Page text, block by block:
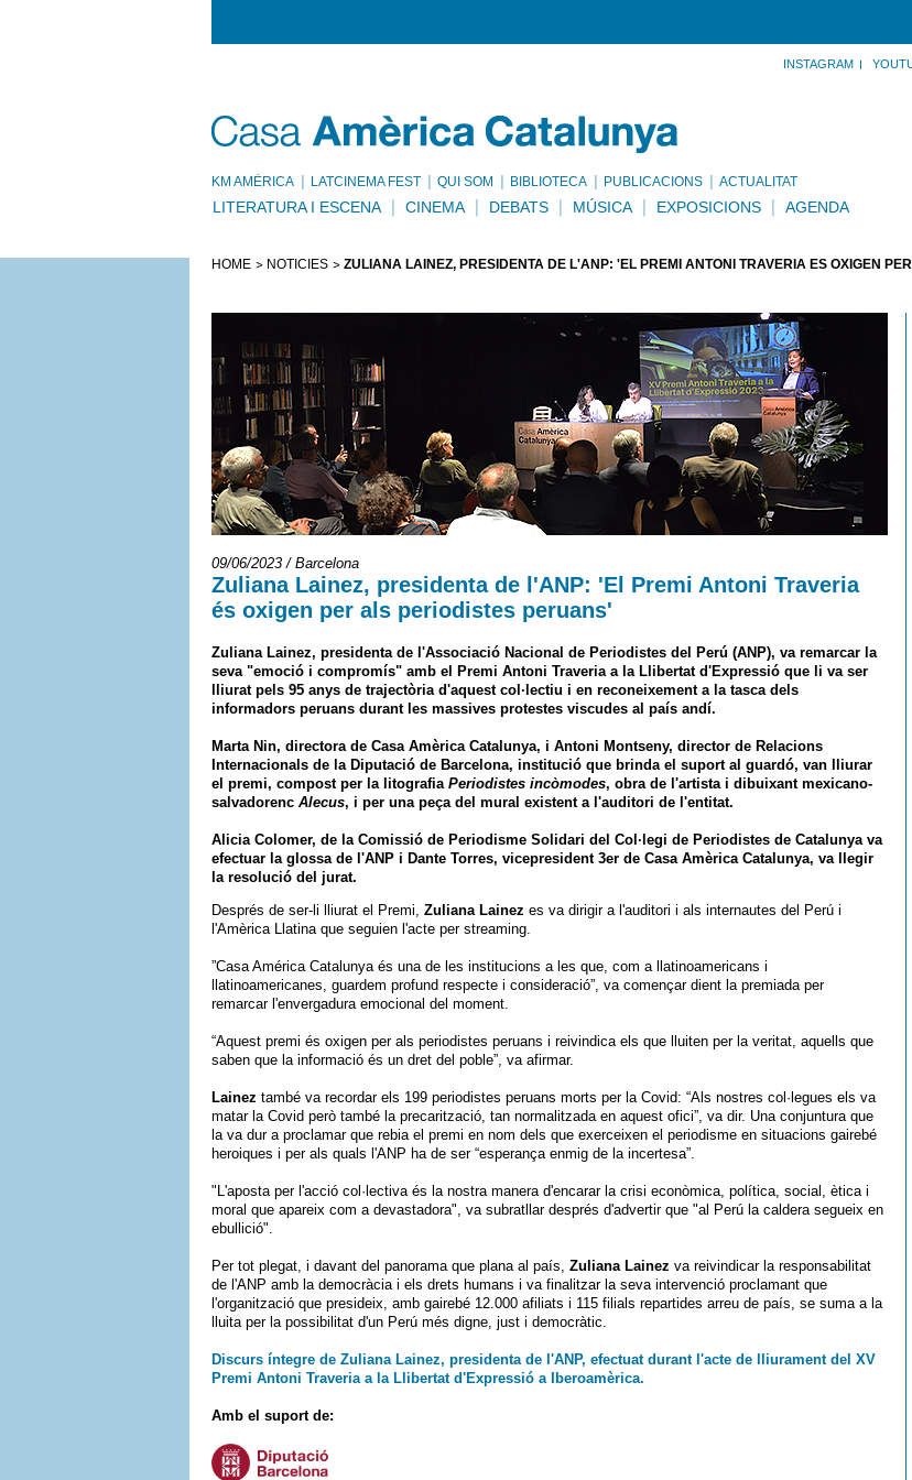
INSTAGRAM
KM AMÈRICA LATCINEMA FEST QUI SOM BIBLIOTECA PUBLICACIONS ACTUALITAT
LITERATURA I ESCENA CINEMA DEBATS MÚSICA EXPOSICIONS AGENDA
HOME NOTÍCIES ZULIANA LAINEZ, PRESIDENTA DE L'ANP: 'EL PREMI ANTONI TRAVERIA ÉS OXIGEN
09/06/2023 / Barcelona
Zuliana Lainez, presidenta de l'ANP: 'El Premi Antoni Traveria
és oxigen per als periodistes peruans'
Zuliana Lainez, presidenta de l'Associació Nacional de Periodistes del Perú (ANP), va remarcar la
seva "emoció i compromís" amb el Premi Antoni Traveria a la Llibertat d'Expressió que li va ser
lliurat pels 95 anys de trajectòria d'aquest col·lectiu i en reconeixement a la tasca dels
informadors peruans durant les massives protestes viscudes al país andí.
Marta Nin, directora de Casa Amèrica Catalunya, i Antoni Montseny, director de Relacions
Internacionals de la Diputació de Barcelona, institució que brinda el suport al guardó, van lliurar
el premi, compost per la litografia Periodistes incòmodes, obra de l'artista i dibuixant mexicano-
salvadorenc Alecus, i per una peça del mural existent a l'auditori de l'entitat.
Alicia Colomer, de la Comissió de Periodisme Solidari del Col·legi de Periodistes de Catalunya va
efectuar la glossa de l'ANP i Dante Torres, vicepresident 3er de Casa Amèrica Catalunya, va llegir
la resolució del jurat.
Després de ser-li lliurat el Premi, Zuliana Lainez es va dirigir a l'auditori i als internautes del Perú i
l'Amèrica Llatina que seguien l'acte per streaming.
”Casa América Catalunya és una de les institucions a les que, com a llatinoamericans i
llatinoamericanes, guardem profund respecte i consideració”, va començar dient la premiada per
remarcar l'envergadura emocional del moment.
“Aquest premi és oxigen per als periodistes peruans i reivindica els que lluiten per la veritat, aquells que
saben que la informació és un dret del poble”, va afirmar.
Lainez també va recordar els 199 periodistes peruans morts per la Covid: “Als nostres col·legues els va
matar la Covid però també la precarització, tan normalitzada en aquest ofici”, va dir. Una conjuntura que
la va dur a proclamar que rebia el premi en nom dels que exerceixen el periodisme en situacions gairebé
heroiques i per als quals l'ANP ha de ser “esperança enmig de la incertesa”.
"L'aposta per l'acció col·lectiva és la nostra manera d'encarar la crisi econòmica, política, social, ètica i
moral que apareix com a devastadora", va subratllar després d'advertir que "al Perú la caldera segueix en
ebullició".
Per tot plegat, i davant del panorama que plana al país, Zuliana Lainez va reivindicar la responsabilitat
de l'ANP amb la democràcia i els drets humans i va finalitzar la seva intervenció proclamant que
l'organització que presideix, amb gairebé 12.000 afiliats i 115 filials repartides arreu de país, se suma a la
lluita per la possibilitat d'un Perú més digne, just i democràtic.
Discurs íntegre de Zuliana Lainez, presidenta de l'ANP, efectuat durant l'acte de lliurament del XV
Premi Antoni Traveria a la Llibertat d'Expressió a Iberoamèrica.
Amb el suport de: